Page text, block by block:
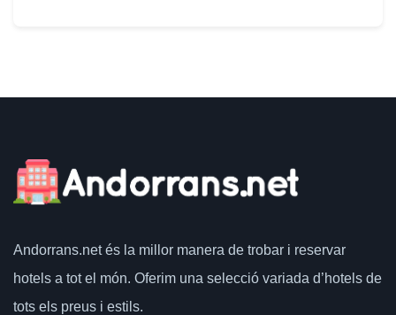
Andorrans.netés la millor manera de trobar i reservar
hotels a tot el món. Oferim una selecció variada d’hotels de
tots els preus i estils.